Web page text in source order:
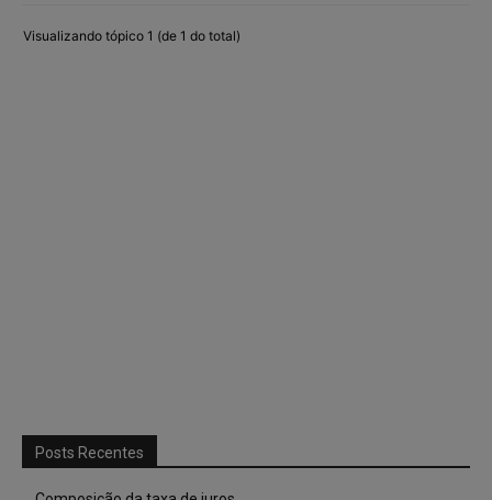
Visualizando tópico 1 (de 1 do total)
Posts Recentes